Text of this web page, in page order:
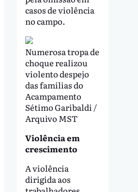
casos de violência
no campo.
Numerosa tropa de
choque realizou
violento despejo
das famílias do
Acampamento
Sétimo Garibaldi /
Arquivo MST
Violência em
crescimento
A violência
dirigida aos